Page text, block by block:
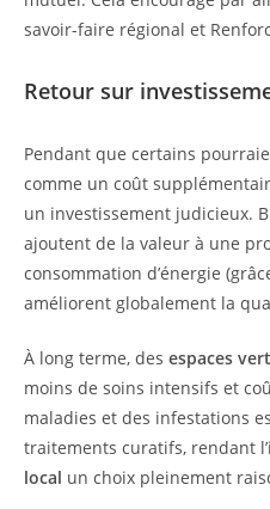
savoir-faire régional et
Retour sur
Pendant que certains
comme un coût
un investissement judicieux.
ajoutent de la valeur à une
consommation d’énergie
améliorent globalement la
À long terme, des espaces
moins de soins intensifs et
maladies et des infestations
traitements curatifs, rendant
local un choix pleinement